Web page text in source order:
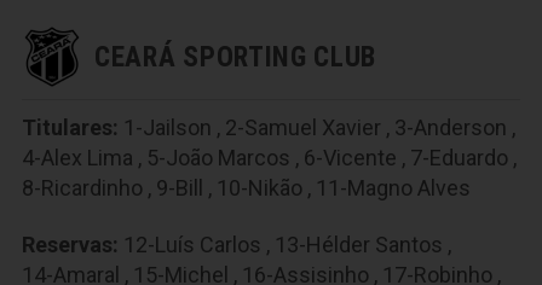
CEARÁ SPORTING CLUB
Titulares: 1-Jailson , 2-Samuel Xavier , 3-Anderson ,
4-Alex Lima , 5-João Marcos , 6-Vicente , 7-Eduardo ,
8-Ricardinho , 9-Bill , 10-Nikão , 11-Magno Alves
Reservas: 12-Luís Carlos , 13-Hélder Santos ,
14-Amaral , 15-Michel , 16-Assisinho , 17-Robinho ,